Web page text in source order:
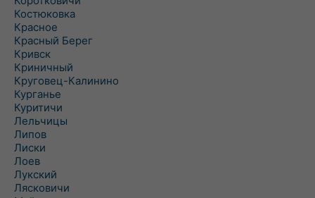
Костюковка
Красное
Красный Берег
Кривск
Криничный
Круговец-Калинино
Курганье
Куритичи
Лельчицы
Липов
Лиски
Лоев
Лукский
Лясковичи